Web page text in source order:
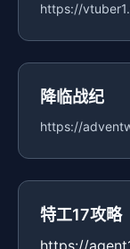
https://
降临战纪
https://
特工17攻略